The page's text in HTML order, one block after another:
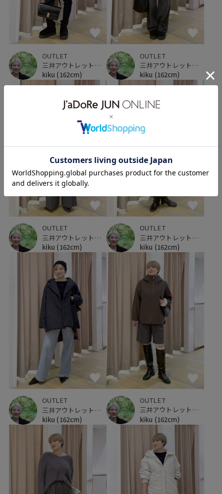
OUTLET
三井アウトレットパーク 仙台港
kiku (162cm)
OUTLET
三井アウトレットパーク 仙台港
kiku (162cm)
OUTLET
三井アウトレットパーク 仙台港
kiku (162cm)
OUTLET
三井アウトレットパーク 仙台港
kiku (162cm)
OUTLET
三井アウトレットパーク 仙台港
kiku (162cm)
OUTLET
三井アウトレットパーク 仙台港
kiku (162cm)